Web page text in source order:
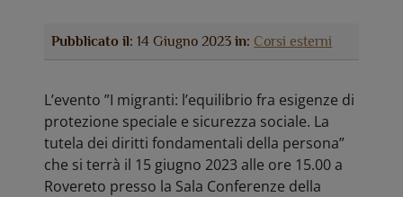
Pubblicato il: 14 Giugno 2023in: Corsi esterni
L’evento ”I migranti: l’equilibrio fra esigenze di
protezione speciale e sicurezza sociale. La
tutela dei diritti fondamentali della persona”
che si terrà il 15 giugno 2023 alle ore 15.00 a
Rovereto presso la Sala Conferenze della